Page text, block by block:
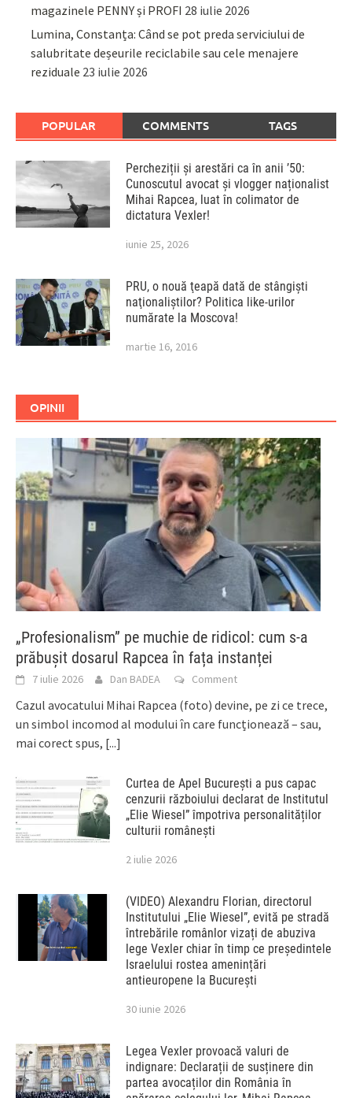
magazinele PENNY și PROFI 28 iulie 2026
Lumina, Constanța: Când se pot preda serviciului de
salubritate deșeurile reciclabile sau cele menajere
reziduale 23 iulie 2026
POPULAR COMMENTS TAGS
Percheziții și arestări ca în anii ’50:
Cunoscutul avocat și vlogger naționalist
Mihai Rapcea, luat în colimator de
dictatura Vexler!
iunie 25, 2026
PRU, o nouă ţeapă dată de stângişti
naţionaliştilor? Politica like-urilor
numărate la Moscova!
martie 16, 2016
OPINII
„Profesionalism” pe muchie de ridicol: cum s-a
prăbușit dosarul Rapcea în fața instanței
7 iulie 2026 Dan BADEA Comment
Cazul avocatului Mihai Rapcea (foto) devine, pe zi ce trece,
un simbol incomod al modului în care funcționează – sau,
mai corect spus, [...]
Curtea de Apel București a pus capac
cenzurii războiului declarat de Institutul
„Elie Wiesel” împotriva personalităților
culturii românești
2 iulie 2026
(VIDEO) Alexandru Florian, directorul
Institutului „Elie Wiesel”, evită pe stradă
întrebările românlor vizați de abuziva
lege Vexler chiar în timp ce președintele
Israelului rostea amenințări
antieuropene la București
30 iunie 2026
Legea Vexler provoacă valuri de
indignare: Declarații de susținere din
partea avocaților din România în